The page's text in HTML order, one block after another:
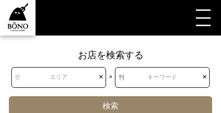
お店を検索する
エリア × × キーワード ×
検索